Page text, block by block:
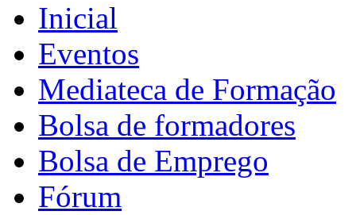
Inicial
Eventos
Mediateca de Formação
Bolsa de formadores
Bolsa de Emprego
Fórum